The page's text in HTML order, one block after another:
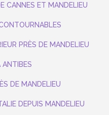
CANNES ET MANDELIEU
PRÈS DE MANDELIEU
ANTIBES
DE MANDELIEU
DEPUIS MANDELIEU